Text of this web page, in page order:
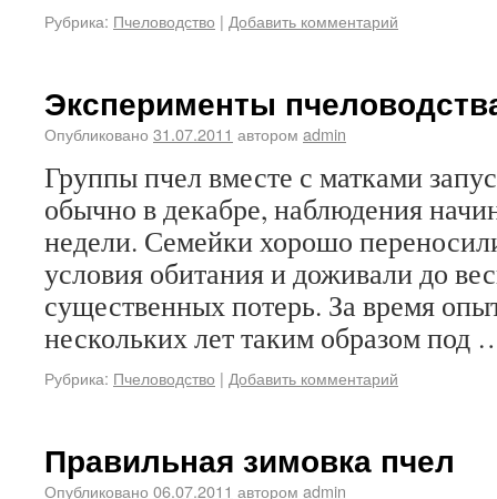
Рубрика: Пчеловодство | Добавить комментарий
Эксперименты
Опубликовано 31.07.2011 автором admin
Группы пчел вместе с матками
обычно в декабре, наблюдения
недели. Семейки хорошо
условия обитания и доживали до
существенных потерь. За время
нескольких лет таким образом
Рубрика: Пчеловодство | Добавить комментарий
Правильная зимовка пчел
Опубликовано 06.07.2011 автором admin